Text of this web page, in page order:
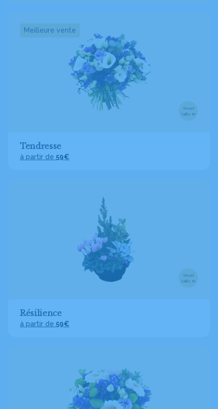
Meilleure vente
Visuel
taille M
Tendresse
à partir de 59€
Visuel
taille M
Résilience
à partir de 59€